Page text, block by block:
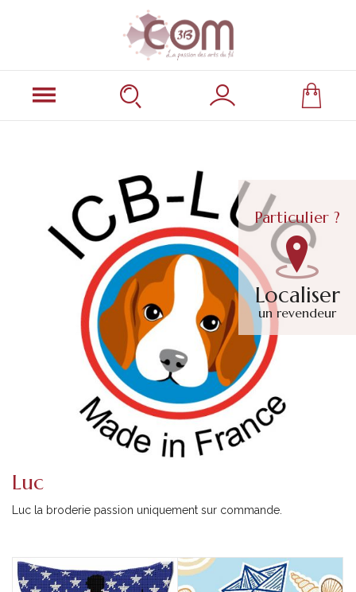
Particulier ?
Localiser
un revendeur
Luc
Luc la broderie passion uniquement sur commande.